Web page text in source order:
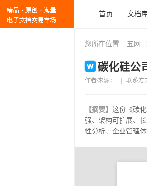
首页 文档
您所在位置: 五网
碳化硅公
作者/来源： 联系方
【摘要】 这份《碳
强、架构可扩展、
性分析、企业管理